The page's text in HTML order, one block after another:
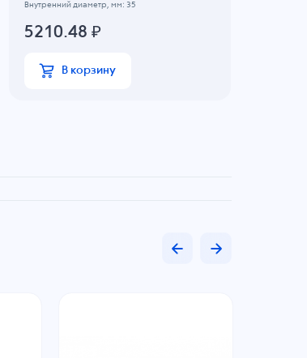
Внутренний диаметр, мм: 35
5210.48 ₽
В корзину